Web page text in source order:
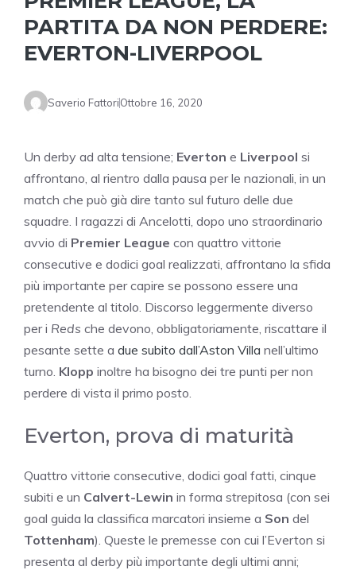
PARTITA DA NON PERDERE:
EVERTON-LIVERPOOL
Saverio FattoriOttobre 16, 2020
Un derby ad alta tensione; Everton e Liverpool si
affrontano, al rientro dalla pausa per le nazionali, in un
match che può già dire tanto sul futuro delle due
squadre. I ragazzi di Ancelotti, dopo uno straordinario
avvio di Premier League con quattro vittorie
consecutive e dodici goal realizzati, affrontano la sfida
più importante per capire se possono essere una
pretendente al titolo. Discorso leggermente diverso
per i Reds che devono, obbligatoriamente, riscattare il
pesante sette a due subito dall’Aston Villa nell’ultimo
turno. Klopp inoltre ha bisogno dei tre punti per non
perdere di vista il primo posto.
Everton, prova di maturità
Quattro vittorie consecutive, dodici goal fatti, cinque
subiti e un Calvert-Lewin in forma strepitosa (con sei
goal guida la classifica marcatori insieme a Son del
Tottenham). Queste le premesse con cui l’Everton si
presenta al derby più importante degli ultimi anni;